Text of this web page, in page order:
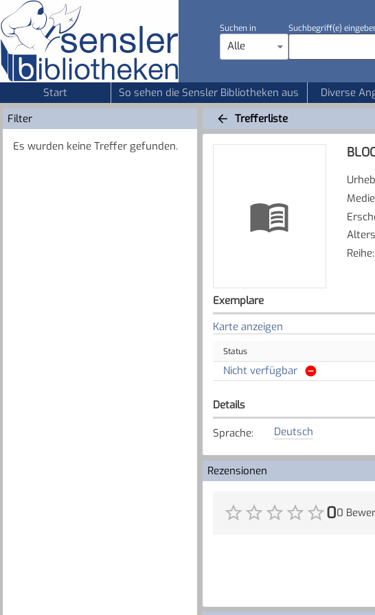
Suchen in
Alle
Suchbegriff(e)
Start So sehen die Sensler Bibliotheken aus Diverse
Filter
Es wurden keine Treffer gefunden.
Trefferliste
Reihe:
Exemplare
Karte anzeigen
Status
Nicht verfügbar
Details
Sprache: Deutsch
Rezensionen
00